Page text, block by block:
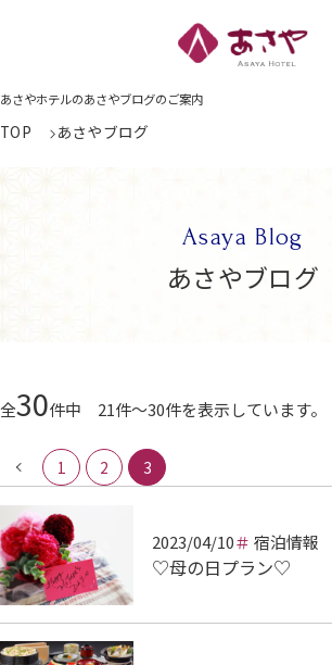
あさやホテルのあさやブログのご案内
TOP あさやブログ
Asaya Blog
あさやブログ
全30件中 21件～30件を表示しています。
1 2 3
2023/04/10 宿泊情報
♡母の日プラン♡